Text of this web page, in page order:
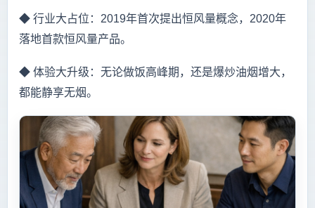
◆ 行业大占位：2019年首次提出恒风量概念，2020年
落地首款恒风量产品。
◆ 体验大升级：无论做饭高峰期，还是爆炒油烟增大，
都能静享无烟。